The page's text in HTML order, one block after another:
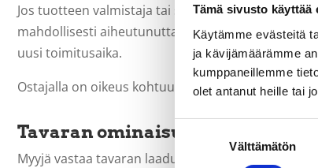
Tämä sivusto käyttää
Käytämme evästeitä
ja kävijämäärämme
kumppaneillemme
olet antanut heille tai
Suostumuksen
Välttämätön
Jos tuotteen valmistaja tai se, jolta Myyjä tavaran
mahdollisesti aiheutunutta vahinkoa. Myyjä on
uusi toimitusaika.
Ostajalla on oikeus kohtuullisessa ajassa (max 7
Tavaran ominaisuudet
Myyjä vastaa tavaran laadusta ja